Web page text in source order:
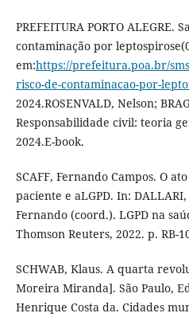
PREFEITURA PORTO ALEGRE.
contaminação por
em:https://prefeitura.poa.br/
risco-de-contaminacao-por-
2024.ROSENVALD, Nelson;
Responsabilidade civil: teoria
2024.E-book.
SCAFF, Fernando Campos. O
paciente e aLGPD. In:
Fernando (coord.). LGPD na
Thomson Reuters, 2022. p. RB-
SCHWAB, Klaus. A quarta
Moreira Miranda]. São Paulo,
Henrique Costa da. Cidades